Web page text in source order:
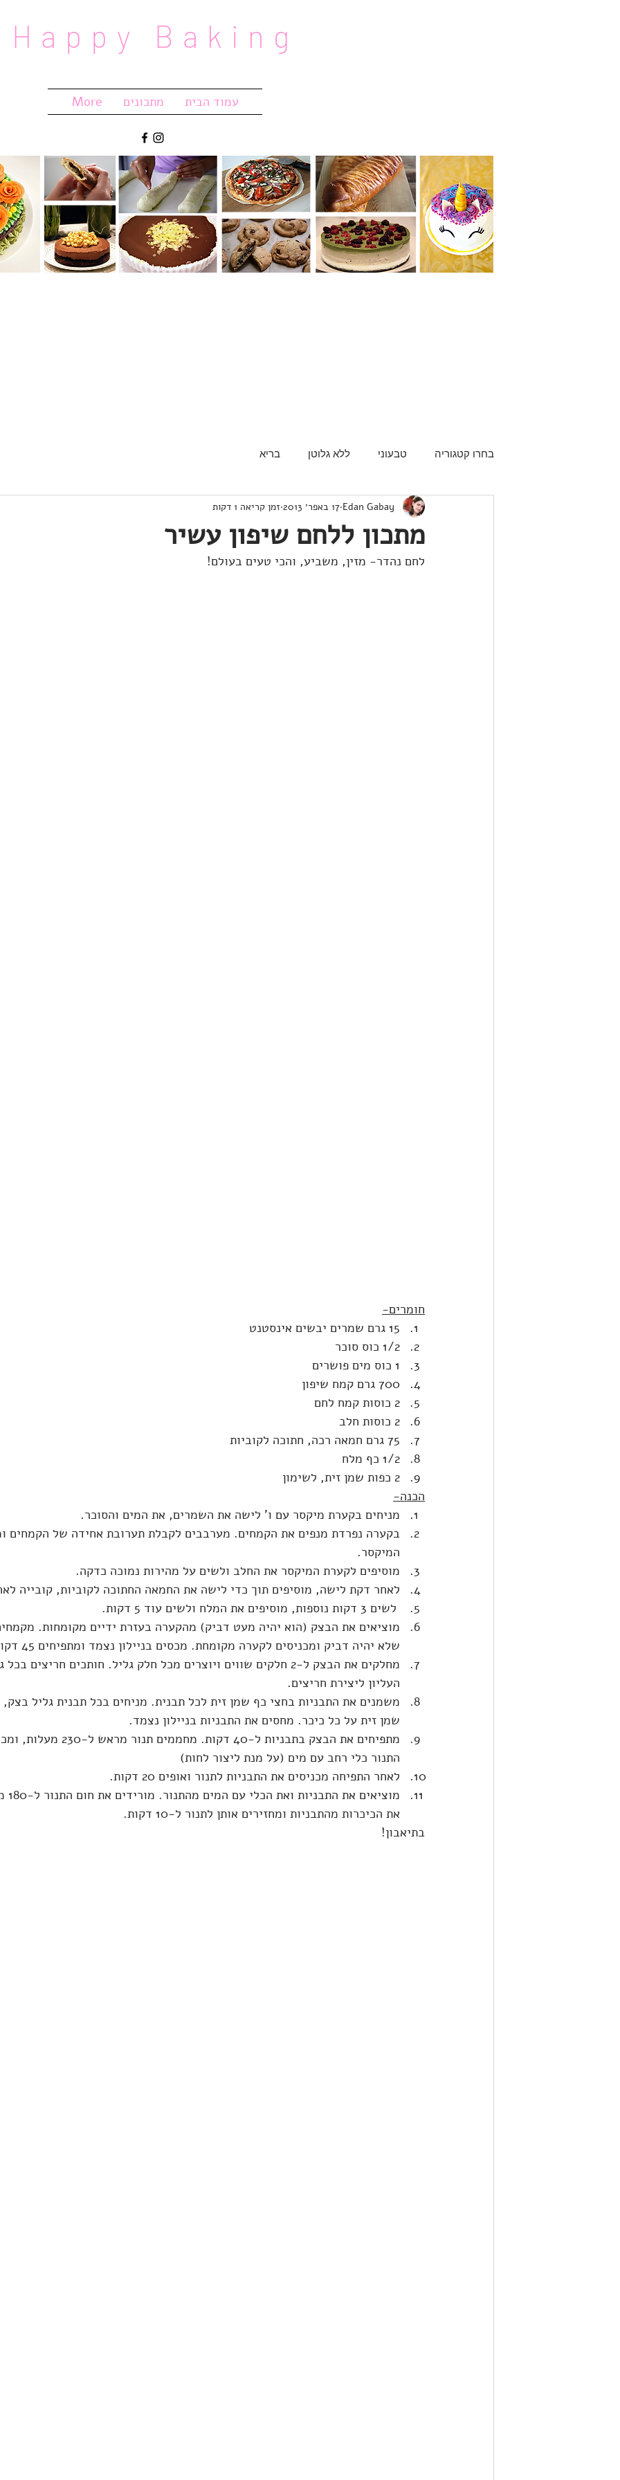
Happy Baking
עמוד הבית מתכונים More
בחרו קטגוריה טבעוני ללא גלוטן בריא
מתכון ללחם שיפון עשיר
Edan Gabay 17 באפר׳ 2013 זמן קריאה 1 דקות
לחם נהדר- מזין, משביע, והכי טעים בעולם!
חומרים-
15 גרם שמרים יבשים אינסטנט
1/2 כוס סוכר
1 כוס מים פושרים
700 גרם קמח שיפון
2 כוסות קמח לחם
2 כוסות חלב
75 גרם חמאה רכה, חתוכה לקוביות
1/2 כף מלח
2 כפות שמן זית, לשימון
הכנה-
מניחים בקערת מיקסר עם ו' לישה את השמרים, את המים והסוכר.
בקערה נפרדת מנפים את הקמחים. מערבבים לקבלת תערובת אחידה של הקמחים
המיקסר.
מוסיפים לקערת המיקסר את החלב ולשים על מהירות נמוכה כדקה.
לאחר דקת לישה, מוסיפים תוך כדי לישה את החמאה החתוכה לקוביות, קובייה
לשים 3 דקות נוספות, מוסיפים את המלח ולשים עוד 5 דקות.
מוציאים את הבצק (הוא יהיה מעט דביק) מהקערה בעזרת ידיים מקומחות.
שלא יהיה דביק ומכניסים לקערה מקומחת. מכסים בניילון נצמד ומתפיחים 45 דקות בטמפ' המטבח.
מחלקים את הבצק ל-2 חלקים שווים ויוצרים מכל חלק גליל. חותכים חריצים
העליון ליצירת חריצים.
משמנים את התבניות בחצי כף שמן זית לכל תבנית. מניחים בכל תבנית גליל בצק,
שמן זית על כל כיכר. מחסים את התבניות בניילון נצמד.
מתפיחים את הבצק בתבניות ל-40 דקות.
התנור כלי רחב עם מים (על מנת ליצור לחות)
לאחר התפיחה מכניסים את התבניות לתנור ואופים 20 דקות.
את הכיכרות מהתבניות ומחזירים אותן לתנור ל-10 דקות.
בתיאבון!